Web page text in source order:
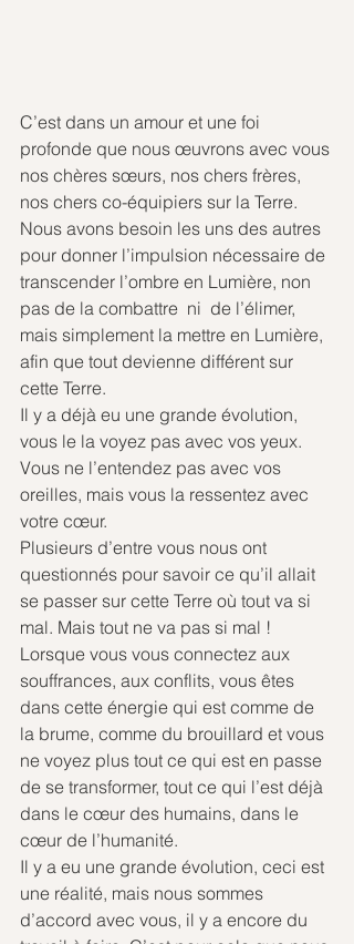
C’est dans un amour et une foi
profonde que nous œuvrons avec vous
nos chères sœurs, nos chers frères,
nos chers co-équipiers sur la Terre.
Nous avons besoin les uns des autres
pour donner l’impulsion nécessaire de
transcender l’ombre en Lumière, non
pas de la combattre  ni  de l’élimer,
mais simplement la mettre en Lumière,
afin que tout devienne différent sur
cette Terre.
Il y a déjà eu une grande évolution,
vous le la voyez pas avec vos yeux.
Vous ne l’entendez pas avec vos
oreilles, mais vous la ressentez avec
votre cœur.
Plusieurs d’entre vous nous ont
questionnés pour savoir ce qu’il allait
se passer sur cette Terre où tout va si
mal. Mais tout ne va pas si mal !
Lorsque vous vous connectez aux
souffrances, aux conflits, vous êtes
dans cette énergie qui est comme de
la brume, comme du brouillard et vous
ne voyez plus tout ce qui est en passe
de se transformer, tout ce qui l’est déjà
dans le cœur des humains, dans le
cœur de l’humanité.
Il y a eu une grande évolution, ceci est
une réalité, mais nous sommes
d’accord avec vous, il y a encore du